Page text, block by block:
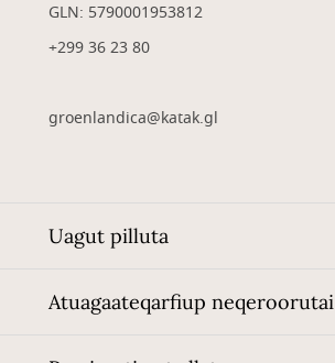
GLN: 5790001953812
+299 36 23 80
groenlandica@katak.gl
Uagut pilluta
Atuagaateqarfiup neqeroorutai